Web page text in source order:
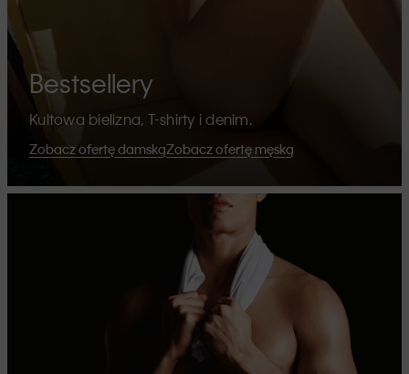
Bestsellery
Kultowa bielizna, T-shirty i denim.
Zobacz ofertę damskąZobacz ofertę męską